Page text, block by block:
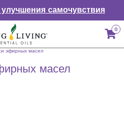
самочувствия
0
масел
эфирных масел